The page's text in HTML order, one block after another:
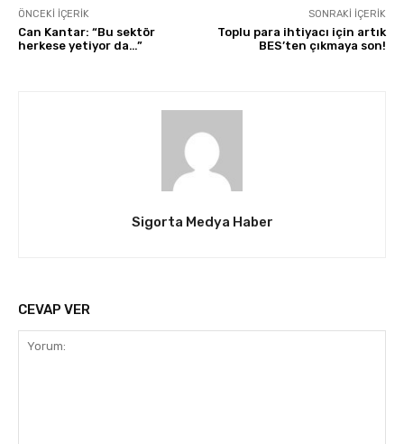
ÖNCEKI İÇERIK
Can Kantar: “Bu sektör
herkese yetiyor da…”
SONRAKI İÇERIK
Toplu para ihtiyacı için artık
BES’ten çıkmaya son!
Sigorta Medya Haber
CEVAP VER